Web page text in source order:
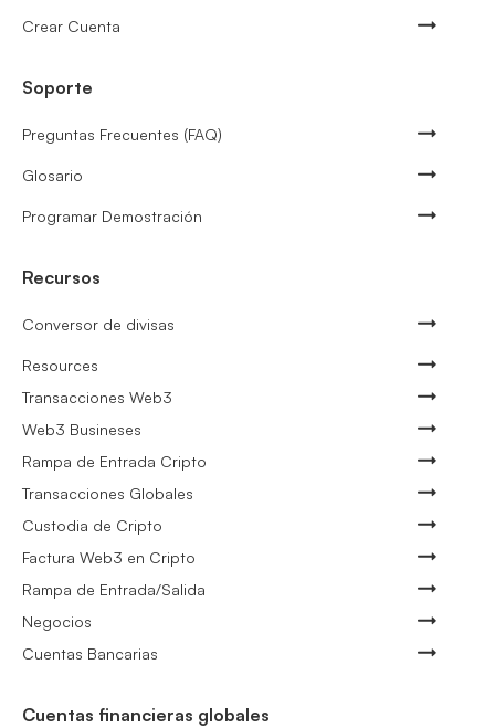
Crear Cuenta
Soporte
Preguntas Frecuentes (FAQ)
Glosario
Programar Demostración
Recursos
Conversor de divisas
Resources
Transacciones Web3
Web3 Busineses
Rampa de Entrada Cripto
Transacciones Globales
Custodia de Cripto
Factura Web3 en Cripto
Rampa de Entrada/Salida
Negocios
Cuentas Bancarias
Cuentas financieras globales